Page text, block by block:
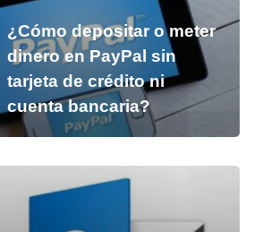
¿Cómo depositar o meter
dinero en PayPal sin
tarjeta de crédito ni
cuenta bancaria?